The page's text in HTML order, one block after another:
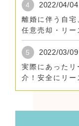
4 2022/04/04
離婚に伴う自宅
任意売却・リー
めに。
5
2022/03/09
実際にあった
介！安全にリ
法！